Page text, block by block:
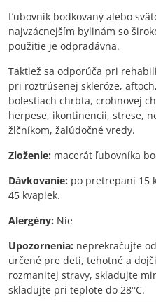
Ľubovník bodkovaný alebo
najvzácnejším bylinám so
použitie je odpradávna.
Taktiež sa odporúča pri
pri roztrúsenej skleróze,
bolestiach chrbta, crohnovej
herpese, ikontinencii, strese,
žlčníkom, žalúdočné vredy.
Zloženie: macerát ľubovníka
Dávkovanie: po pretrepaní 15
45 kvapiek.
Alergény: Nie
Upozornenia: neprekračujte
určené pre deti, tehotné a
rozmanitej stravy, skladujte
skladujte pri teplote do 28°C.